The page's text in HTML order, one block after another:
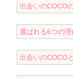
出会いのCOCO
選ばれる6つの
出会いのCOCO